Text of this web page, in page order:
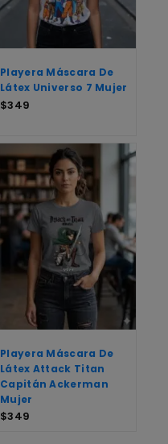
Playera Máscara De
Látex Universo 7 Mujer
$349
Playera Máscara De
Látex Attack Titan
Capitán Ackerman
Mujer
$349